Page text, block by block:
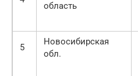
область
5
Новосибирская
обл.